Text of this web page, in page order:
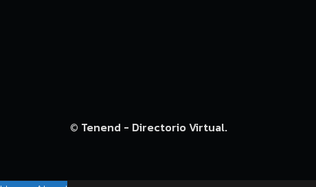
© Tenend - Directorio Virtual.